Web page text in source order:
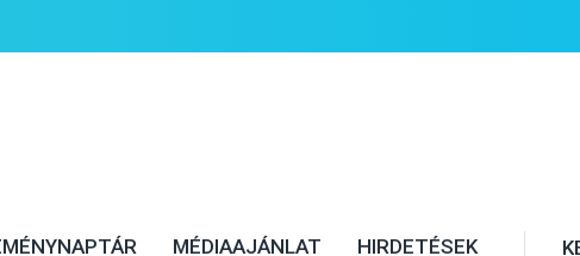
MÉDIAAJÁNLAT HIRDETÉSEK